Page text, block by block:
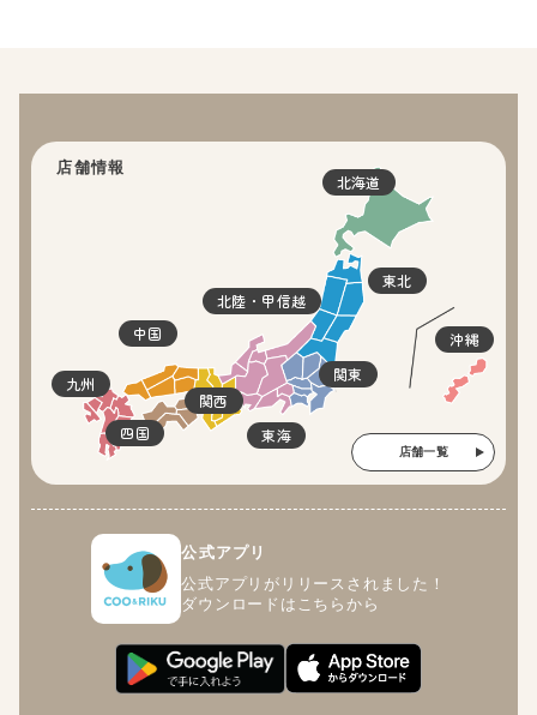
店舗情報
北海道
東北
関東
北陸・甲信越
東海
関西
四国
中国
九州
沖縄
店舗一覧
公式アプリ
公式アプリがリリースされました！
ダウンロードはこちらから